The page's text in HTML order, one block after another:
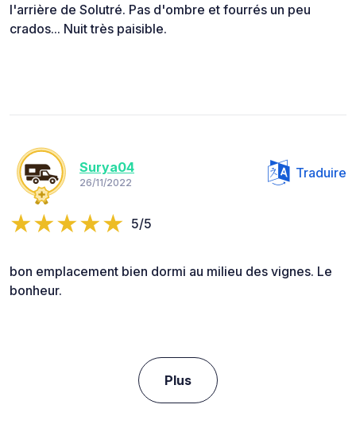
l'arrière de Solutré. Pas d'ombre et fourrés un peu
crados... Nuit très paisible.
Surya04
26/11/2022
Traduire
5/5
bon emplacement bien dormi au milieu des vignes. Le
bonheur.
Plus